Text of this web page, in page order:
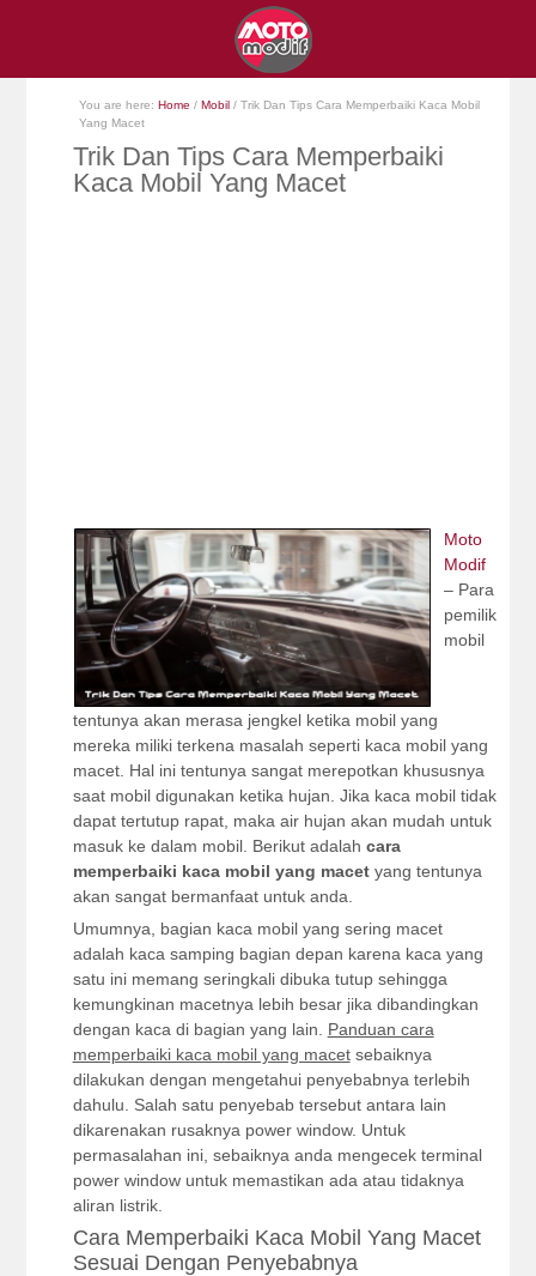
You are here: Home / Mobil /Trik Dan Tips Cara Memperbaiki Kaca Mobil
Yang Macet
Trik Dan Tips Cara Memperbaiki
Kaca Mobil Yang Macet
Moto
Modif
– Para
pemilik
mobil
tentunya akan merasa jengkel ketika mobil yang
mereka miliki terkena masalah seperti kaca mobil yang
macet. Hal ini tentunya sangat merepotkan khususnya
saat mobil digunakan ketika hujan. Jika kaca mobil tidak
dapat tertutup rapat, maka air hujan akan mudah untuk
masuk ke dalam mobil. Berikut adalah cara
memperbaiki kaca mobil yang macetyang tentunya
akan sangat bermanfaat untuk anda.
Umumnya, bagian kaca mobil yang sering macet
adalah kaca samping bagian depan karena kaca yang
satu ini memang seringkali dibuka tutup sehingga
kemungkinan macetnya lebih besar jika dibandingkan
dengan kaca di bagian yang lain. Panduan cara
memperbaiki kaca mobil yang macetsebaiknya
dilakukan dengan mengetahui penyebabnya terlebih
dahulu. Salah satu penyebab tersebut antara lain
dikarenakan rusaknya power window. Untuk
permasalahan ini, sebaiknya anda mengecek terminal
power window untuk memastikan ada atau tidaknya
aliran listrik.
Cara Memperbaiki Kaca Mobil Yang Macet
Sesuai Dengan Penyebabnya